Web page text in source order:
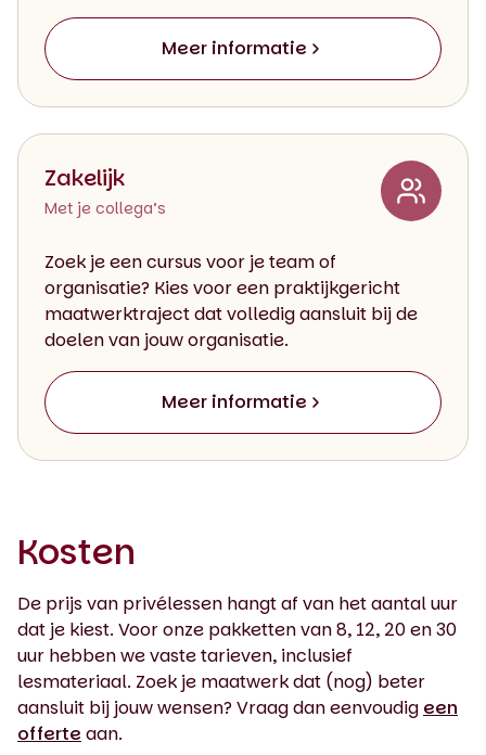
Meer informatie
Zakelijk
Met je collega’s
Zoek je een cursus voor je team of
organisatie? Kies voor een praktijkgericht
maatwerktraject dat volledig aansluit bij de
doelen van jouw organisatie.
Meer informatie
Kosten
De prijs van privélessen hangt af van het aantal uur
dat je kiest. Voor onze pakketten van 8, 12, 20 en 30
uur hebben we vaste tarieven, inclusief
lesmateriaal. Zoek je maatwerk dat (nog) beter
aansluit bij jouw wensen? Vraag dan eenvoudig een
offerte aan.